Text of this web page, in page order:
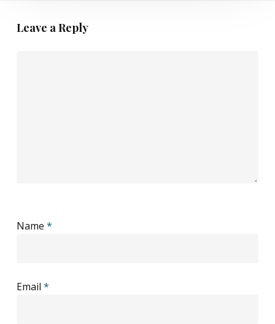
Leave a Reply
Name *
Email *